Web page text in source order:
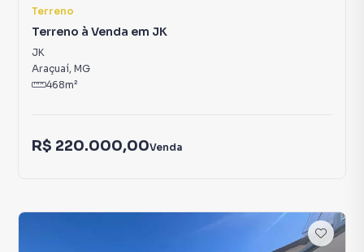
Terreno
Terreno à Venda em JK
JK
Araçuaí, MG
468m²
R$ 220.000,00Venda